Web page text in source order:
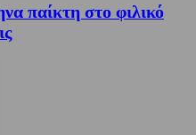
παίκτη στο φιλικό